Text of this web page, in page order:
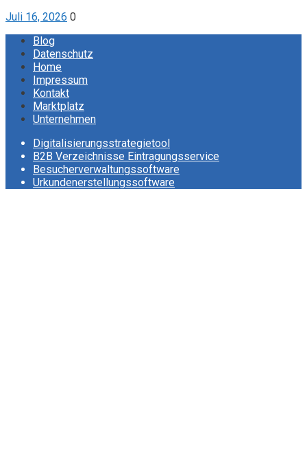
Juli 16, 2026 0
Blog
Datenschutz
Home
Impressum
Kontakt
Marktplatz
Unternehmen
Digitalisierungsstrategietool
B2B Verzeichnisse Eintragungsservice
Besucherverwaltungssoftware
Urkundenerstellungssoftware